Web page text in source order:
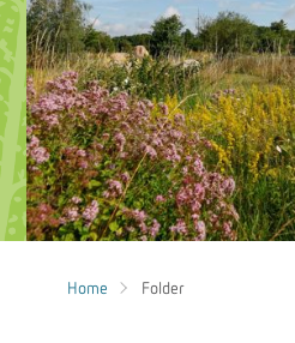
Home Folder